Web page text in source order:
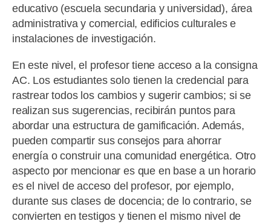
educativo (escuela secundaria y universidad), área
administrativa y comercial, edificios culturales e
instalaciones de investigación.
En este nivel, el profesor tiene acceso a la consigna
AC. Los estudiantes solo tienen la credencial para
rastrear todos los cambios y sugerir cambios; si se
realizan sus sugerencias, recibirán puntos para
abordar una estructura de gamificación. Además,
pueden compartir sus consejos para ahorrar
energía o construir una comunidad energética. Otro
aspecto por mencionar es que en base a un horario
es el nivel de acceso del profesor, por ejemplo,
durante sus clases de docencia; de lo contrario, se
convierten en testigos y tienen el mismo nivel de